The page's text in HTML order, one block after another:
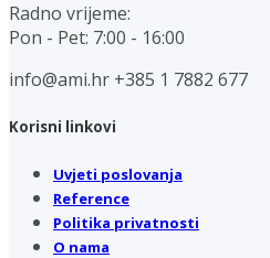
Radno vrijeme:
Pon - Pet: 7:00 - 16:00
info@ami.hr +385 1 7882 677
Korisni linkovi
Uvjeti poslovanja
Reference
Politika privatnosti
O nama